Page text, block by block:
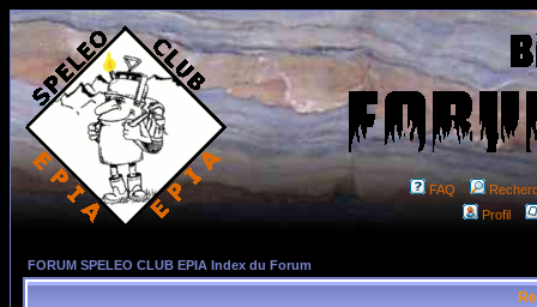
FAQ
Profil
FORUM SPELEO CLUB EPIA Index du Forum